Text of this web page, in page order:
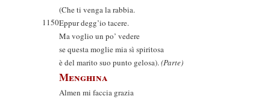
(Che ti venga la rabbia.
1150Eppur degg’io tacere.
Ma voglio un po’ vedere
se questa moglie mia sì spiritosa
è del marito suo punto gelosa).(Parte)
Menghina
Almen mi faccia grazia